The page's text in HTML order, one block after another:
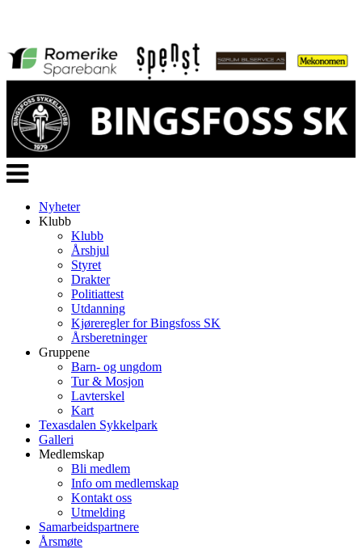
Veksle
navigasjon
Nyheter
Klubb
Klubb
Årshjul
Styret
Drakter
Politiattest
Utdanning
Kjøreregler for Bingsfoss SK
Årsberetninger
Gruppene
Barn- og ungdom
Tur & Mosjon
Lavterskel
Kart
Texasdalen Sykkelpark
Galleri
Medlemskap
Bli medlem
Info om medlemskap
Kontakt oss
Utmelding
Samarbeidspartnere
Årsmøte